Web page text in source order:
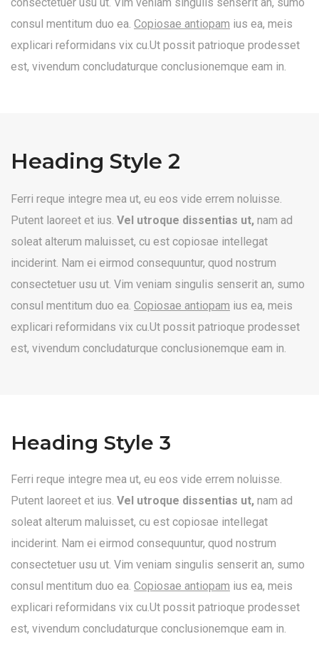
consul mentitum duo ea. Copiosae antiopam ius ea, meis
explicari reformidans vix cu.Ut possit patrioque prodesset
est, vivendum concludaturque conclusionemque eam in.
Heading Style 2
Ferri reque integre mea ut, eu eos vide errem noluisse.
Putent laoreet et ius. Vel utroque dissentias ut, nam ad
soleat alterum maluisset, cu est copiosae intellegat
inciderint. Nam ei eirmod consequuntur, quod nostrum
consectetuer usu ut. Vim veniam singulis senserit an, sumo
consul mentitum duo ea. Copiosae antiopam ius ea, meis
explicari reformidans vix cu.Ut possit patrioque prodesset
est, vivendum concludaturque conclusionemque eam in.
Heading Style 3
Ferri reque integre mea ut, eu eos vide errem noluisse.
Putent laoreet et ius. Vel utroque dissentias ut, nam ad
soleat alterum maluisset, cu est copiosae intellegat
inciderint. Nam ei eirmod consequuntur, quod nostrum
consectetuer usu ut. Vim veniam singulis senserit an, sumo
consul mentitum duo ea. Copiosae antiopam ius ea, meis
explicari reformidans vix cu.Ut possit patrioque prodesset
est, vivendum concludaturque conclusionemque eam in.